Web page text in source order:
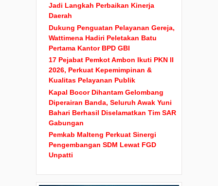
Jadi Langkah Perbaikan Kinerja
Daerah
Dukung Penguatan Pelayanan Gereja,
Wattimena Hadiri Peletakan Batu
Pertama Kantor BPD GBI
17 Pejabat Pemkot Ambon Ikuti PKN II
2026, Perkuat Kepemimpinan &
Kualitas Pelayanan Publik
Kapal Bocor Dihantam Gelombang
Diperairan Banda, Seluruh Awak Yuni
Bahari Berhasil Diselamatkan Tim SAR
Gabungan
Pemkab Malteng Perkuat Sinergi
Pengembangan SDM Lewat FGD
Unpatti